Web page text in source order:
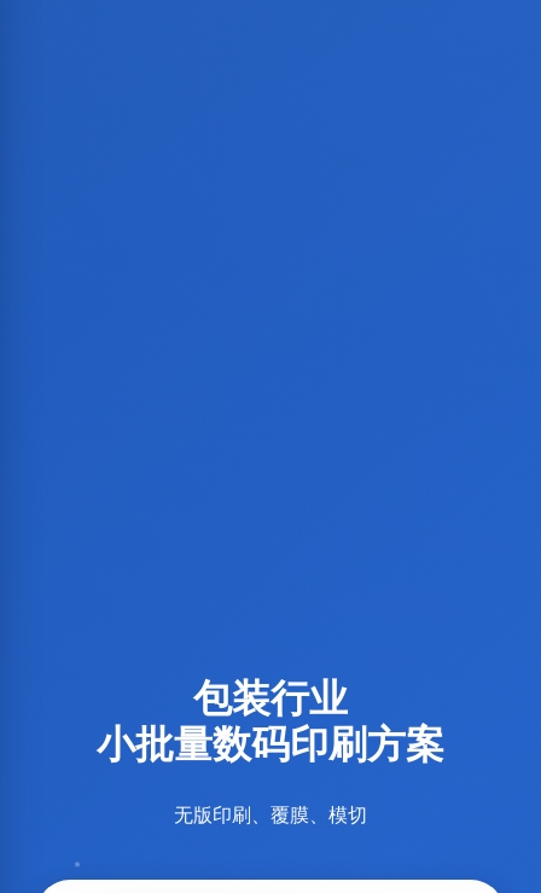
包装行业
小批量数码印刷方案
无版印刷、覆膜、模切